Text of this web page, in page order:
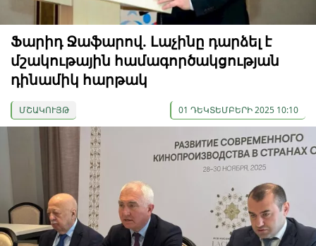
Ֆարիդ Ջաֆարով. Լաչինը դարձել է
մշակութային համագործակցության
դինամիկ հարթակ
ՄՇԱԿՈՒՅԹ 01 ԴԵԿՏԵՄԲԵՐԻ 2025 10:10